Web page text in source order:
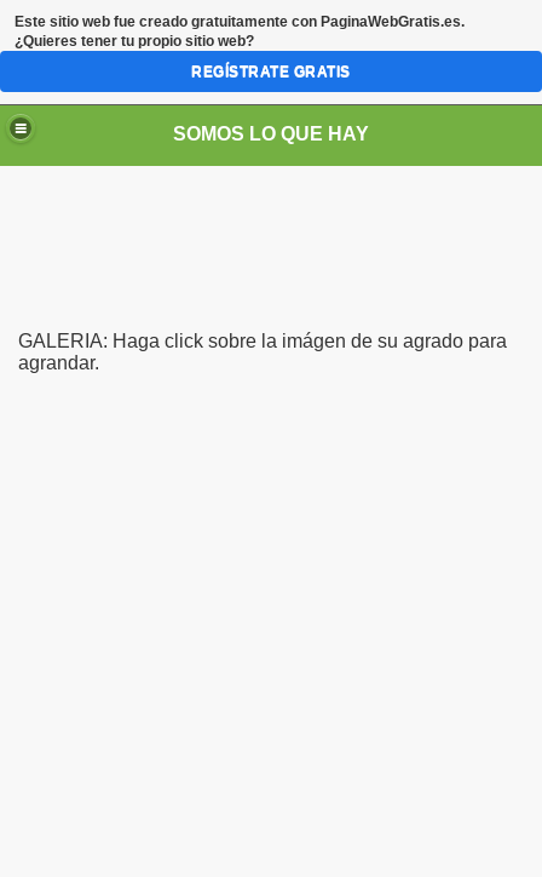
SOMOS LO QUE HAY
GALERIA: Haga click sobre la imágen de su agrado para
agrandar.
Este sitio web fue creado gratuitamente con PaginaWebGratis.es.
¿Quieres tener tu propio sitio web?
REGÍSTRATE GRATIS